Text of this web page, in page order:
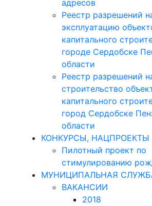
адресов
Реестр разрешений
эксплуатацию
капитального
городе Сердобске
области
Реестр разрешений
строительство
капитального
город Сердобске
области
КОНКУРСЫ, НАЦПРОЕКТЫ
Пилотный проект по
стимулированию
МУНИЦИПАЛЬНАЯ
ВАКАНСИИ
2018